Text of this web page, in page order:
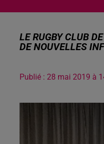
LE RUGBY CLUB
DE NOUVELLES
Publié : 28 mai 2019 à